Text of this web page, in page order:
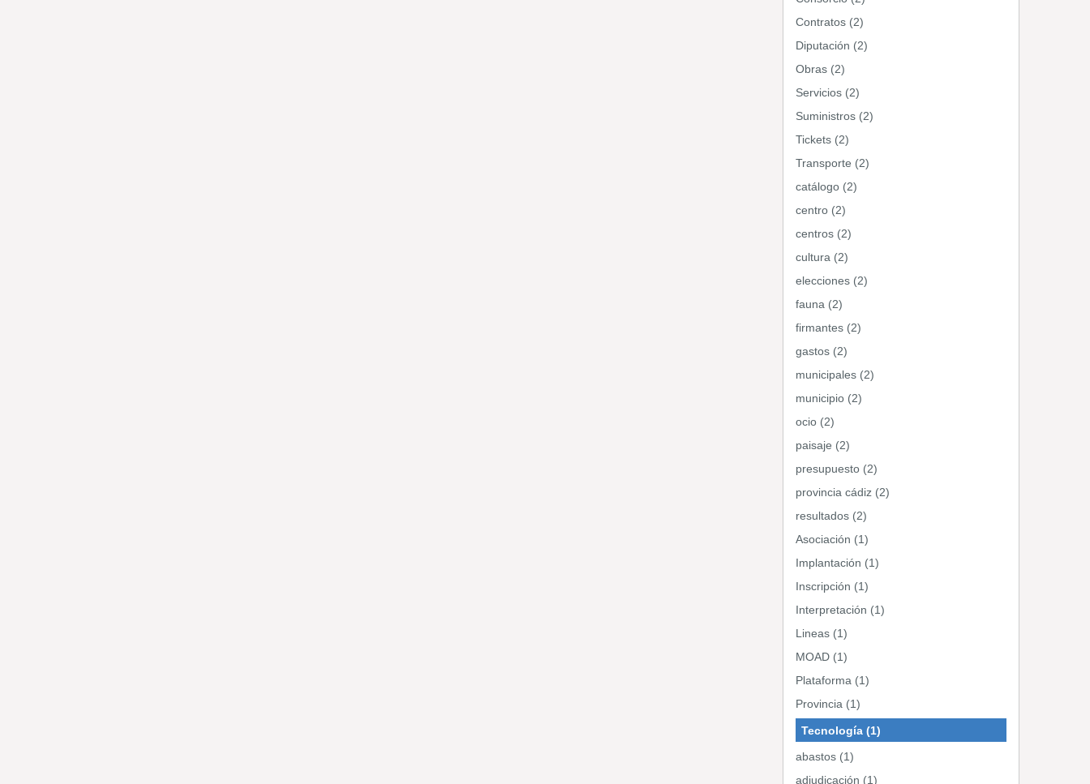
Contratos (2)
Diputación (2)
Obras (2)
Servicios (2)
Suministros (2)
Tickets (2)
Transporte (2)
catálogo (2)
centro (2)
centros (2)
cultura (2)
elecciones (2)
fauna (2)
firmantes (2)
gastos (2)
municipales (2)
municipio (2)
ocio (2)
paisaje (2)
presupuesto (2)
provincia cádiz (2)
resultados (2)
Asociación (1)
Implantación (1)
Inscripción (1)
Interpretación (1)
Lineas (1)
MOAD (1)
Plataforma (1)
Provincia (1)
Tecnología (1)
abastos (1)
adjudicación (1)